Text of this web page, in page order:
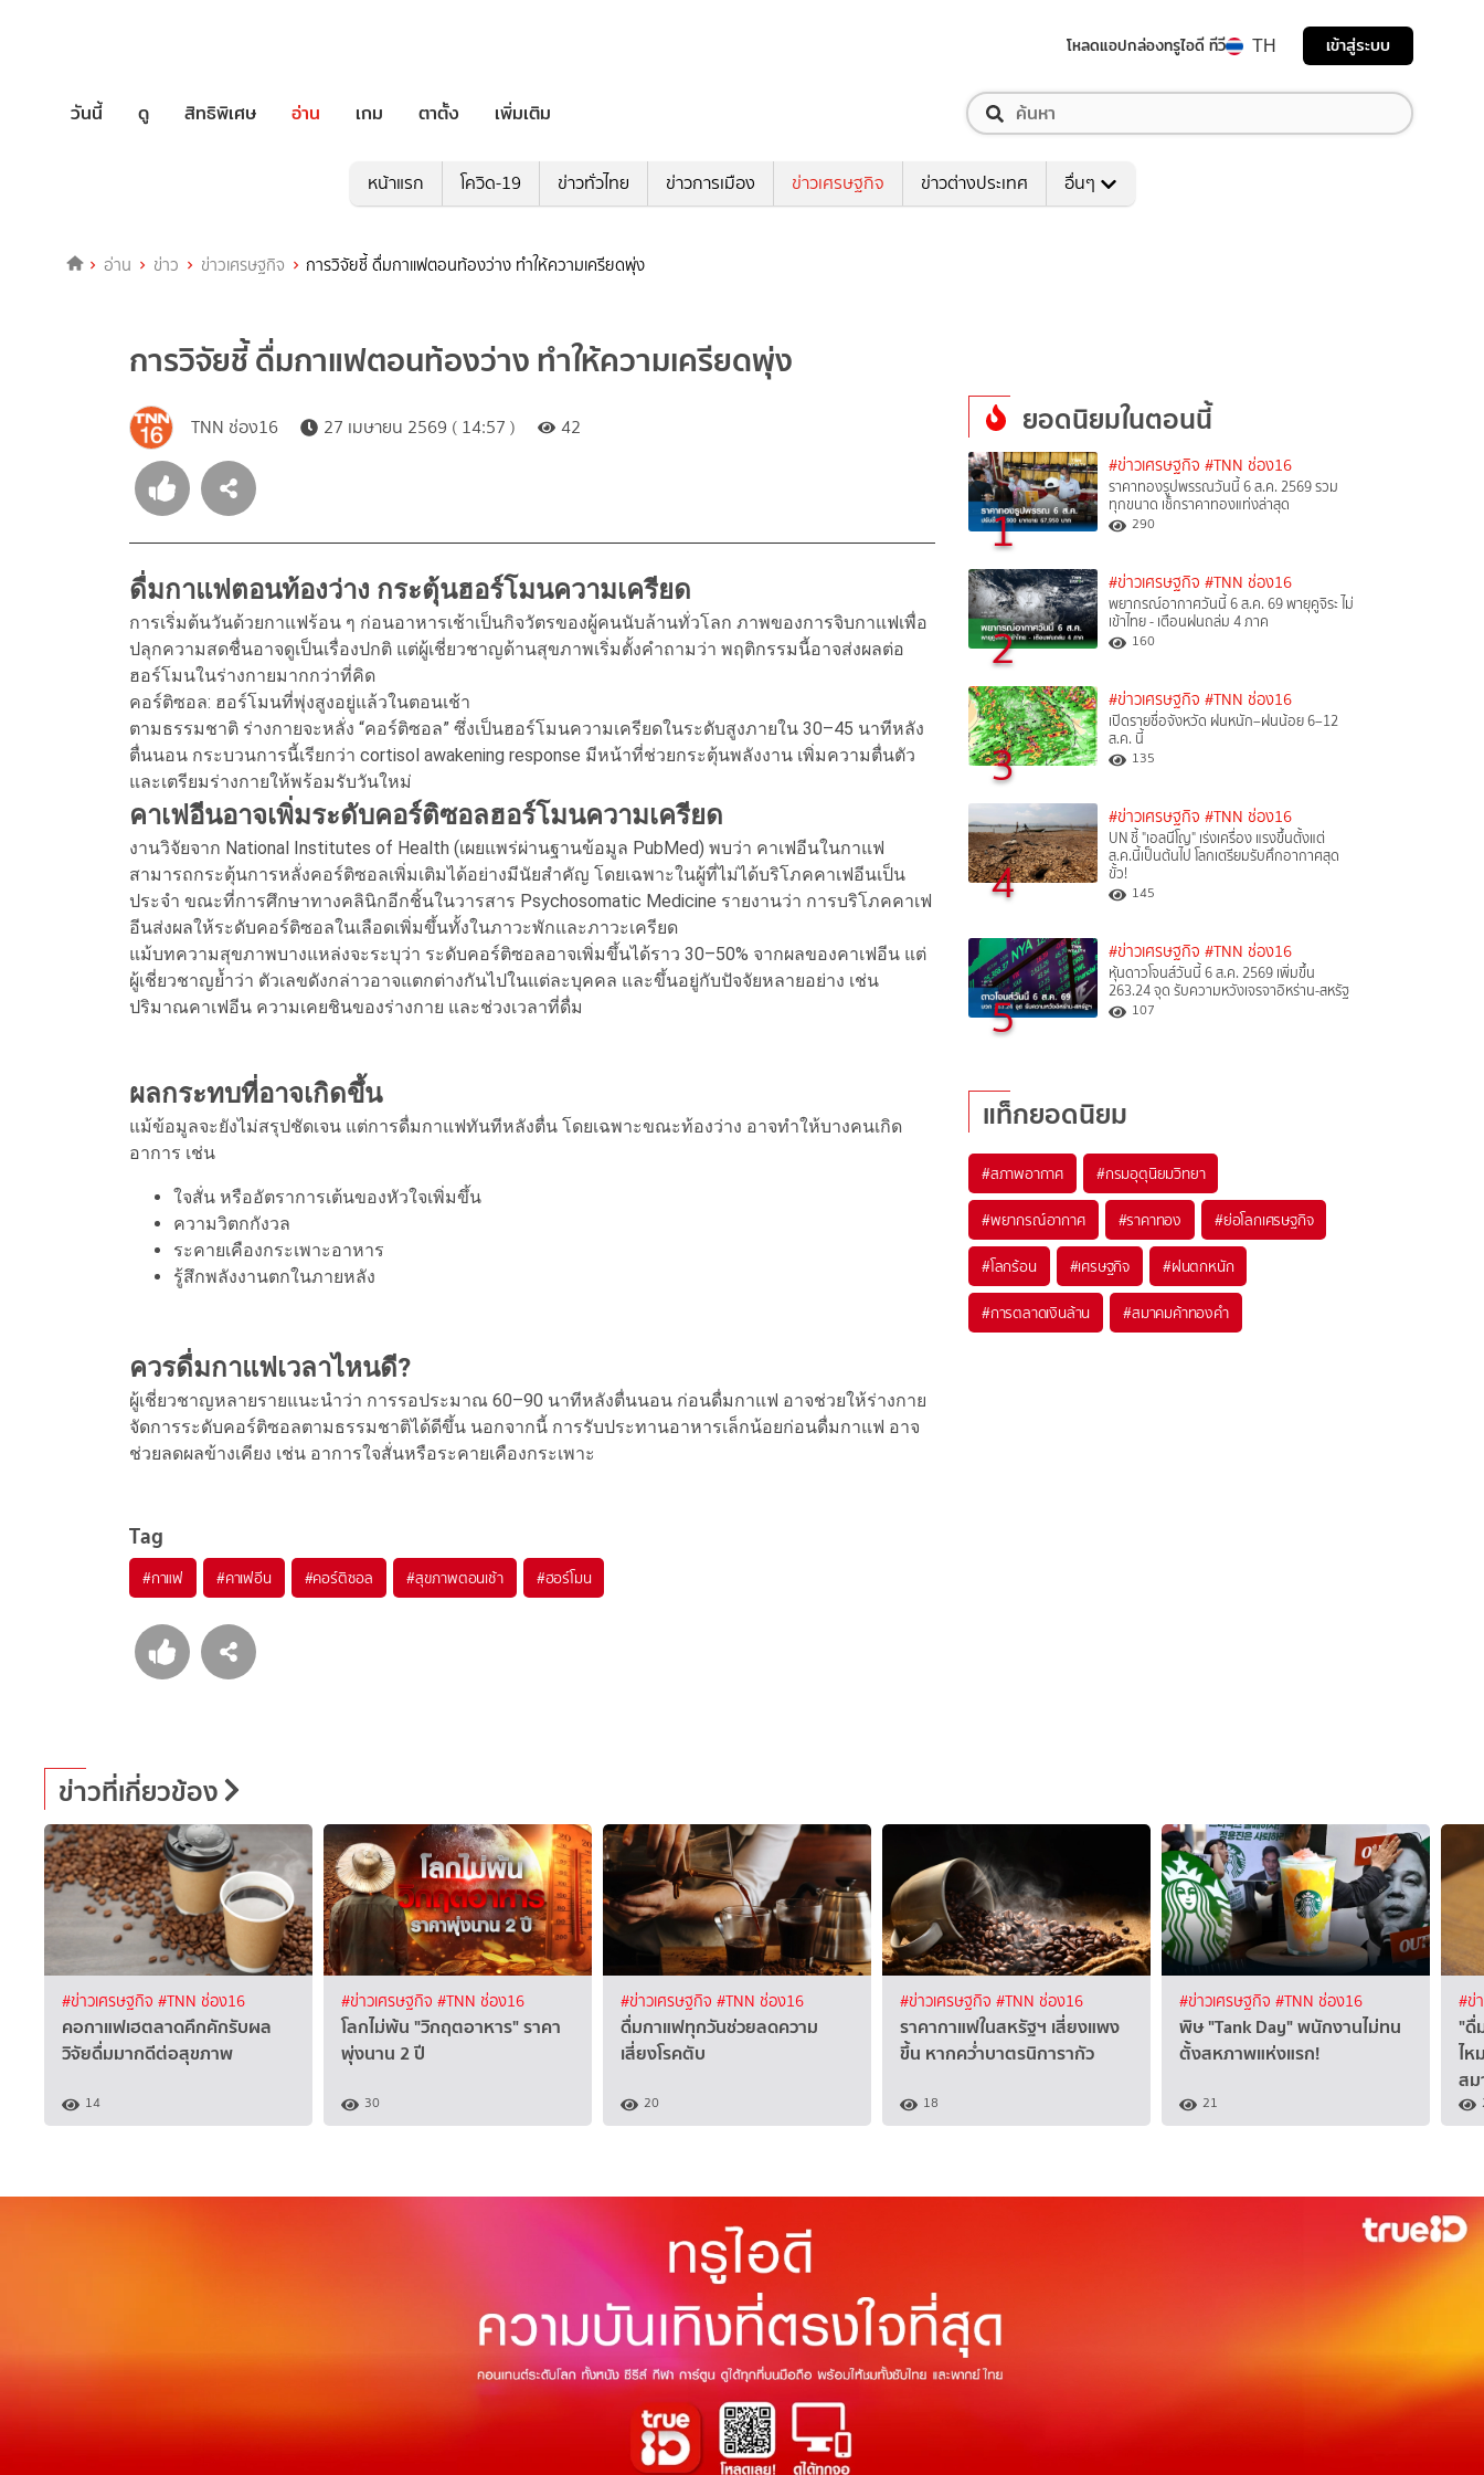
โหลดแอปกล่องทรูไอดี ทีวี TH เข้าสู่ระบบ
วันนี้ ดู สิทธิพิเศษ อ่าน เกม ตาตั้ง เพิ่มเติม
หน้าแรก โควิด-19 ข่าวทั่วไทย ข่าวการเมือง ข่าวเศรษฐกิจ ข่าวต่างประเทศ อื่นๆ
อ่าน ข่าว ข่าวเศรษฐกิจ การวิจัยชี้ ดื่มกาแฟตอนท้องว่าง ทำให้ความเครียดพุ่ง
การวิจัยชี้ ดื่มกาแฟตอนท้องว่าง ทำให้ความเครียดพุ่ง
TNN ช่อง16 27 เมษายน 2569 ( 14:57 ) 42
ดื่มกาแฟตอนท้องว่าง กระตุ้นฮอร์โมนความเครียด
การเริ่มต้นวันด้วยกาแฟร้อน ๆ ก่อนอาหารเช้าเป็นกิจวัตรของผู้คนนับล้านทั่วโลก ภาพของการจิบกาแฟเพื่อ
ปลุกความสดชื่นอาจดูเป็นเรื่องปกติ แต่ผู้เชี่ยวชาญด้านสุขภาพเริ่มตั้งคำถามว่า พฤติกรรมนี้อาจส่งผลต่อ
ฮอร์โมนในร่างกายมากกว่าที่คิด
คอร์ติซอล: ฮอร์โมนที่พุ่งสูงอยู่แล้วในตอนเช้า
ตามธรรมชาติ ร่างกายจะหลั่ง “คอร์ติซอล” ซึ่งเป็นฮอร์โมนความเครียดในระดับสูงภายใน 30–45 นาทีหลัง
ตื่นนอน กระบวนการนี้เรียกว่า cortisol awakening response มีหน้าที่ช่วยกระตุ้นพลังงาน เพิ่มความตื่นตัว
และเตรียมร่างกายให้พร้อมรับวันใหม่
คาเฟอีนอาจเพิ่มระดับคอร์ติซอลฮอร์โมนความเครียด
งานวิจัยจาก National Institutes of Health (เผยแพร่ผ่านฐานข้อมูล PubMed) พบว่า คาเฟอีนในกาแฟ
สามารถกระตุ้นการหลั่งคอร์ติซอลเพิ่มเติมได้อย่างมีนัยสำคัญ โดยเฉพาะในผู้ที่ไม่ได้บริโภคคาเฟอีนเป็น
ประจำ ขณะที่การศึกษาทางคลินิกอีกชิ้นในวารสาร Psychosomatic Medicine รายงานว่า การบริโภคคาเฟ
อีนส่งผลให้ระดับคอร์ติซอลในเลือดเพิ่มขึ้นทั้งในภาวะพักและภาวะเครียด
แม้บทความสุขภาพบางแหล่งจะระบุว่า ระดับคอร์ติซอลอาจเพิ่มขึ้นได้ราว 30–50% จากผลของคาเฟอีน แต่
ผู้เชี่ยวชาญย้ำว่า ตัวเลขดังกล่าวอาจแตกต่างกันไปในแต่ละบุคคล และขึ้นอยู่กับปัจจัยหลายอย่าง เช่น
ปริมาณคาเฟอีน ความเคยชินของร่างกาย และช่วงเวลาที่ดื่ม
ผลกระทบที่อาจเกิดขึ้น
แม้ข้อมูลจะยังไม่สรุปชัดเจน แต่การดื่มกาแฟทันทีหลังตื่น โดยเฉพาะขณะท้องว่าง อาจทำให้บางคนเกิด
อาการ เช่น
ใจสั่น หรืออัตราการเต้นของหัวใจเพิ่มขึ้น
ความวิตกกังวล
ระคายเคืองกระเพาะอาหาร
รู้สึกพลังงานตกในภายหลัง
ควรดื่มกาแฟเวลาไหนดี?
ผู้เชี่ยวชาญหลายรายแนะนำว่า การรอประมาณ 60–90 นาทีหลังตื่นนอน ก่อนดื่มกาแฟ อาจช่วยให้ร่างกาย
จัดการระดับคอร์ติซอลตามธรรมชาติได้ดีขึ้น นอกจากนี้ การรับประทานอาหารเล็กน้อยก่อนดื่มกาแฟ อาจ
ช่วยลดผลข้างเคียง เช่น อาการใจสั่นหรือระคายเคืองกระเพาะ
Tag
#กาแฟ #คาเฟอีน #คอร์ติซอล #สุขภาพตอนเช้า #ฮอร์โมน
ยอดนิยมในตอนนี้
1
#ข่าวเศรษฐกิจ #TNN ช่อง16
ราคาทองรูปพรรณวันนี้ 6 ส.ค. 2569 รวม
ทุกขนาด เช็กราคาทองแท่งล่าสุด
290
2
#ข่าวเศรษฐกิจ #TNN ช่อง16
พยากรณ์อากาศวันนี้ 6 ส.ค. 69 พายุคูจิระ ไม่
เข้าไทย - เตือนฝนถล่ม 4 ภาค
160
3
#ข่าวเศรษฐกิจ #TNN ช่อง16
เปิดรายชื่อจังหวัด ฝนหนัก–ฝนน้อย 6–12
ส.ค. นี้
135
4
#ข่าวเศรษฐกิจ #TNN ช่อง16
UN ชี้ "เอลนีโญ" เร่งเครื่อง แรงขึ้นตั้งแต่
ส.ค.นี้เป็นต้นไป โลกเตรียมรับศึกอากาศสุด
ขั้ว!
145
5
#ข่าวเศรษฐกิจ #TNN ช่อง16
หุ้นดาวโจนส์วันนี้ 6 ส.ค. 2569 เพิ่มขึ้น
263.24 จุด รับความหวังเจรจาอิหร่าน-สหรัฐ
107
แท็กยอดนิยม
#สภาพอากาศ #กรมอุตุนิยมวิทยา
#พยากรณ์อากาศ #ราคาทอง #ย่อโลกเศรษฐกิจ
#โลกร้อน #เศรษฐกิจ #ฝนตกหนัก
#การตลาดเงินล้าน #สมาคมค้าทองคำ
ข่าวที่เกี่ยวข้อง
#ข่าวเศรษฐกิจ #TNN ช่อง16
คอกาแฟเฮตลาดคึกคักรับผล
วิจัยดื่มมากดีต่อสุขภาพ
14
#ข่าวเศรษฐกิจ #TNN ช่อง16
โลกไม่พ้น "วิกฤตอาหาร" ราคา
พุ่งนาน 2 ปี
30
#ข่าวเศรษฐกิจ #TNN ช่อง16
ดื่มกาแฟทุกวันช่วยลดความ
เสี่ยงโรคตับ
20
#ข่าวเศรษฐกิจ #TNN ช่อง16
ราคากาแฟในสหรัฐฯ เสี่ยงแพง
ขึ้น หากคว่ำบาตรนิการากัว
18
#ข่าวเศรษฐกิจ #TNN ช่อง16
พิษ "Tank Day" พนักงานไม่ทน
ตั้งสหภาพแห่งแรก!
21
#ข่
"ดื่
ไห
สม